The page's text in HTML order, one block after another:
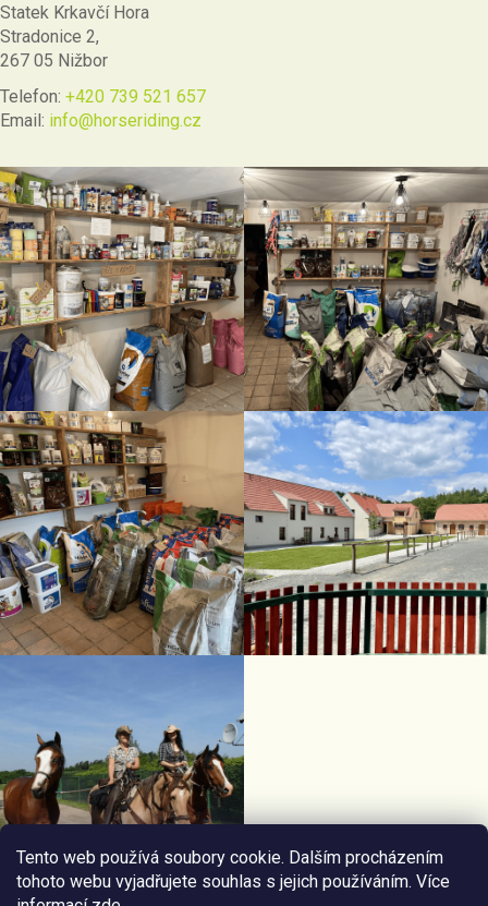
Tento web používá soubory cookie. Dalším procházením
tohoto webu vyjadřujete souhlas s jejich používáním. Více
Statek Krkavčí Hora
Stradonice 2,
267 05 Nižbor
Telefon: +420 739 521 657
Email: info@horseriding.cz